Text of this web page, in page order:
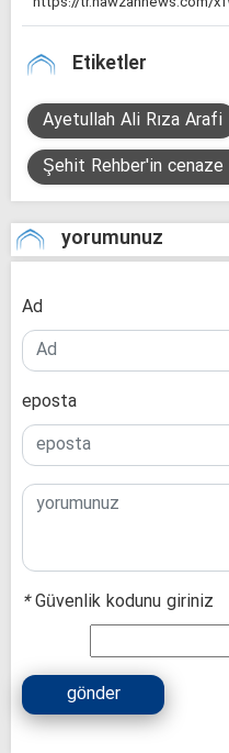
Etiketler
Ayetullah Ali Rıza Arafi
Şehit Rehber'in
yorumunuz
Ad
eposta
*Güvenlik kodunu giriniz
gönder